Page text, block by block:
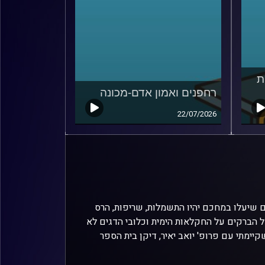
רחפנים ואמון אדם-מכונה
22/07/2026
במחכם יהיו התשמלות, שריפות, הרס
על החקלאות הימית וכלובי הדגים לא
עם פרופ' יואב יאיר, דיקן בית הספר